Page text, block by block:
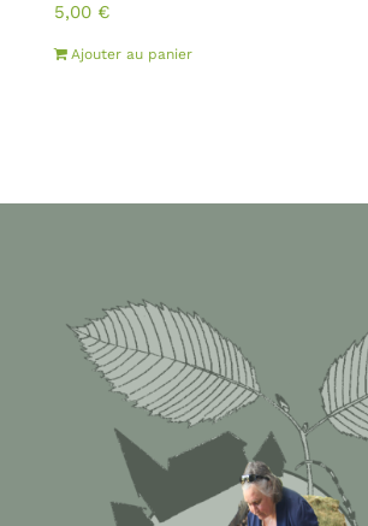
5,00 €
Ajouter au panier